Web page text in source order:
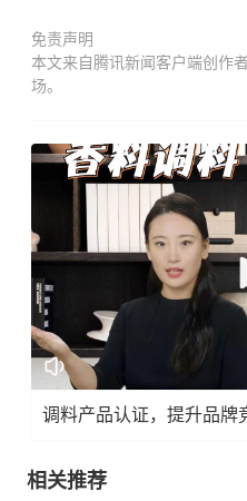
免责声明
本文来自腾讯新闻客户端创作
场。
调料产品认证，提升品牌
相关推荐